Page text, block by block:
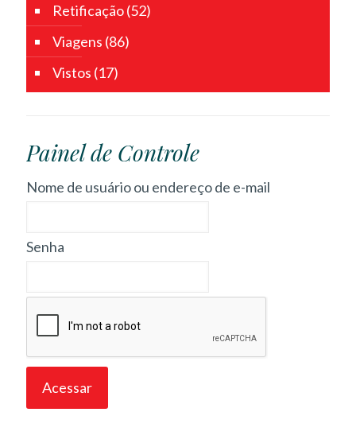
Retificação(52)
Viagens (86)
Vistos (17)
Painel de Controle
Nome de usuário ou endereço de e-mail
Senha